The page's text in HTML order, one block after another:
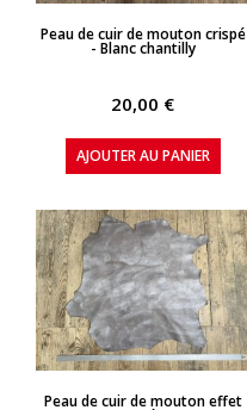
APERÇU RAPIDE
Peau de cuir de mouton crispé
- Blanc chantilly
20,00 €
AJOUTER AU PANIER
APERÇU RAPIDE
Peau de cuir de mouton effet